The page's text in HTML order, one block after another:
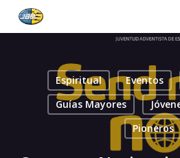
Espiritual Eventos
Guías Mayores
Pioneros